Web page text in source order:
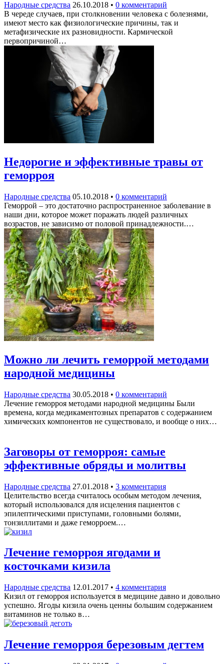
Народные средства 26.10.2018 • 0 комментарий
В череде случаев, при столкновении человека с болезнями,
имеют место как физиологические причины, так и
метафизические их разновидности. Кармической
первопричиной…
Недорогие и эффективные травы от
геморроя
Народные средства 05.10.2018 • 0 комментарий
Геморрой – это достаточно распространенное заболевание в
наши дни, которое может поражать людей различных
возрастов, не зависимо от половой принадлежности.…
Можно ли лечить геморрой методами
народной медицины
Народные средства 30.05.2018 • 0 комментарий
Лечение геморроя методами народной медицины Были
времена, когда медикаментозных препаратов с содержанием
химических компонентов не существовало, и вообще о них…
Заговоры от геморроя: самые
эффективные обряды и молитвы
Народные средства 27.01.2018 • 3 комментария
Целительство всегда считалось особым методом лечения,
который использовался для исцеления пациентов с
эпилептическими приступами, головными болями,
тонзиллитами и даже геморроем.…
Лечение геморроя ягодами и
косточками кизила
Народные средства 12.01.2017 • 4 комментария
Кизил от геморроя используется в медицине давно и довольно
успешно. Ягоды кизила очень ценны большим содержанием
витаминов не только в…
Лечение геморроя березовым дегтем